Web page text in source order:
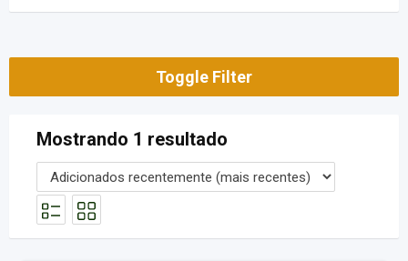
Toggle Filter
Mostrando 1 resultado